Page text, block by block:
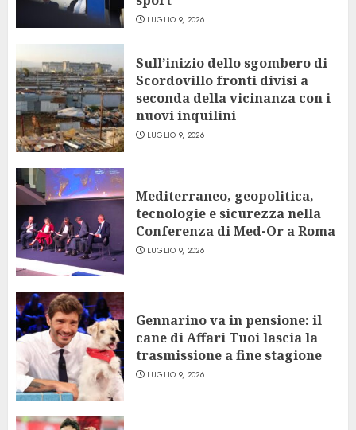
LUGLIO 9, 2026
Sull’inizio dello sgombero di
Scordovillo fronti divisi a
seconda della vicinanza con i
nuovi inquilini
LUGLIO 9, 2026
Mediterraneo, geopolitica,
tecnologie e sicurezza nella
Conferenza di Med-Or a Roma
LUGLIO 9, 2026
Gennarino va in pensione: il
cane di Affari Tuoi lascia la
trasmissione a fine stagione
LUGLIO 9, 2026